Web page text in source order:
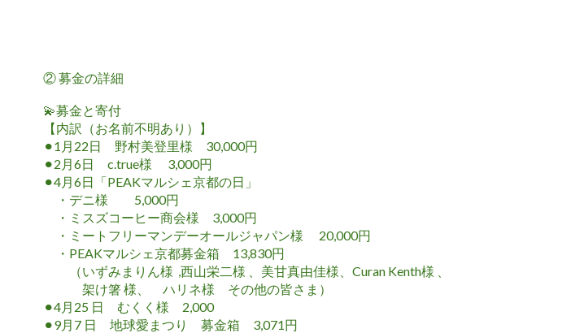
② 募金の詳細
💫募金と寄付
【内訳（お名前不明あり）】
⚫︎1月22日
野村美登里様 30,000円
⚫︎2月6日
c.true様 3,000円
⚫︎4月6日「PEAKマルシェ京都の日」
・ デニ様 5,000円
・ ミスズコーヒー商会様 3,000円
・ ミートフリーマンデーオールジャパン様
20,000円
・ PEAKマルシェ京都募金箱 13,830円
（いずみまりん様 ,西山栄二様 、美甘真由佳様
Curan Kenth様 、
架け箸 様、
ハリネ様 その他の皆さま）
⚫︎4月25 日
むくく様 2,000
⚫︎9月7 日 地球愛まつり 募金箱 3,071円